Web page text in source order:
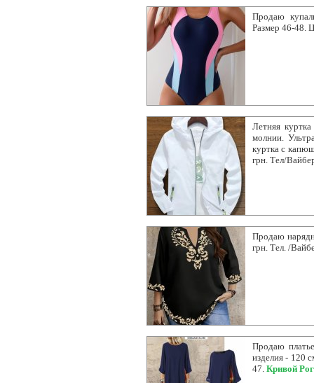
Продаю
Размер 46-48.
Летняя
молнии.
куртка с
грн. Тел/
Продаю
грн. Тел. /
Продаю
изделия - 120
47. Кривой Рог